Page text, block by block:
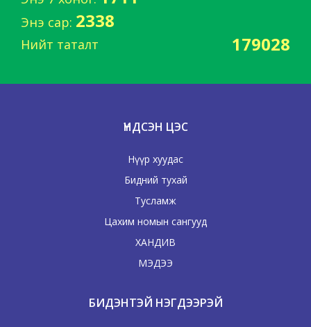
Энэ сар: 2338
Нийт таталт 179028
ҮНДСЭН ЦЭС
Нүүр хуудас
Бидний тухай
Тусламж
Цахим номын сангууд
ХАНДИВ
МЭДЭЭ
БИДЭНТЭЙ НЭГДЭЭРЭЙ